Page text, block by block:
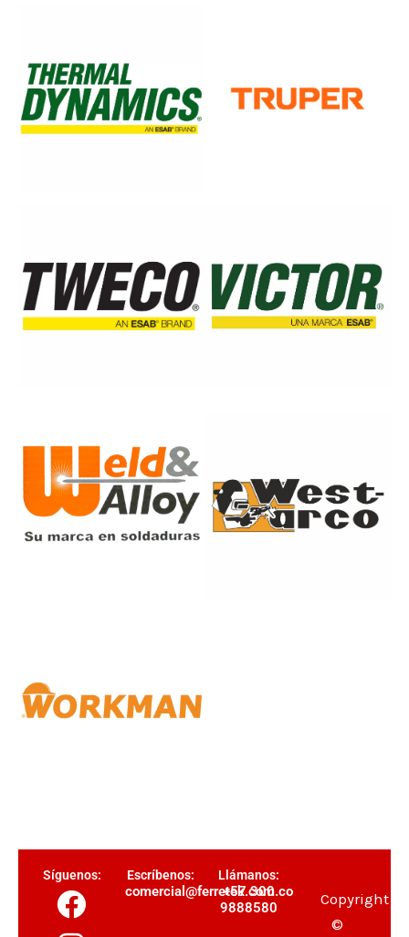
Síguenos:
F
a
I
n
Y
o
T
i
Escríbenos:
comercial@ferretek.com.co
Llámanos:
+57 300
9888580
Copyright
©